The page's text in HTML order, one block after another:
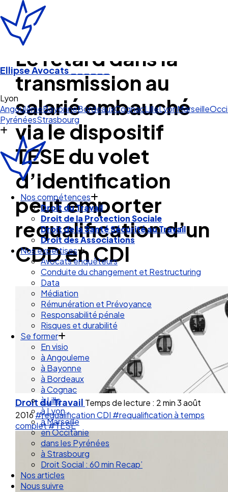
Ellipse Avocats______
Lyon
AngoulêmeBayonneBordeauxCognacLilleLyonMarseille
PyrénéesStrasbourg
Nos compétences
Droit du Travail
Droit de la Protection Sociale
Droit de la Santé Sécurité au Travail
Droit des Associations
Nos expertises
Avocats enquêteurs
Conduite du changement et Restructuring
Data
Médiation
Rémunération et Prévoyance
Responsabilité pénale
Risques et durabilité
Se former
En visio
à Angouleme
à Bayonne
à Bordeaux
à Cognac
à Lille
à Lyon
à Marseille
en Occitanie
dans les Pyrénées
à Strasbourg
Droit Social : 60 min Recap’
Nos articles
Nous suivre
Le retard dans la
transmission au
salarié embauché
via le dispositif
TESE du volet
d’identification
peut emporter
requalification d’un
CDD en CDI
Droit du Travail Temps de lecture : 2 min3 août
2016#requalification CDI #requalification à temps
complet#TESE